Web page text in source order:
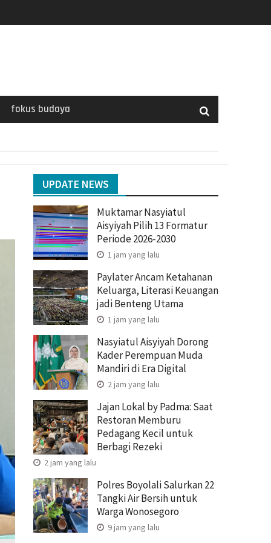
fokus budaya
UPDATE NEWS
Muktamar Nasyiatul
Aisyiyah Pilih 13 Formatur
Periode 2026-2030
1 jam yang lalu
Paylater Ancam Ketahanan
Keluarga, Literasi Keuangan
jadi Benteng Utama
1 jam yang lalu
Nasyiatul Aisyiyah Dorong
Kader Perempuan Muda
Mandiri di Era Digital
2 jam yang lalu
Jajan Lokal by Padma: Saat
Restoran Memburu
Pedagang Kecil untuk
Berbagi Rezeki
2 jam yang lalu
Polres Boyolali Salurkan 22
Tangki Air Bersih untuk
Warga Wonosegoro
9 jam yang lalu